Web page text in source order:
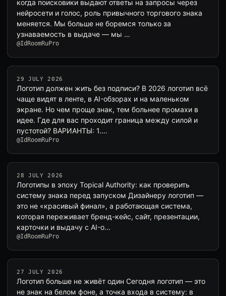
когда поисковики выдают ответы на запросы через
нейросети и голос, роль привычного торгового знака
меняется. Мы больше не боремся только за
узнаваемость в выдаче — мы …
@IdRoomRuPro
29 JULY 2026
Логотип должен жить без подписи? В 2026 логотип всё
чаще видят в ленте, в AI-обзорах и на маленьком
экране. Но чем проще знак, тем больнее промахи в
идее. Где для вас проходит граница между силой и
пустотой? ВАРИАНТЫ: 1.…
@IdRoomRuPro
28 JULY 2026
Логотипы в эпоху Topical Authority: как проверить
систему знака перед запуском Дизайнеру логотип —
это не «красивый финал», а работающая система,
которая переживает бренд-кейс, сайт, презентации,
карточки и выдачу с AI-о…
@IdRoomRuPro
27 JULY 2026
Логотип больше не живёт один Сегодня логотип — это
не знак на белом фоне, а точка входа в систему: в